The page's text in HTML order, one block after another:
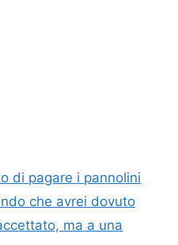
di pagare i pannolini
che avrei dovuto
ma a una